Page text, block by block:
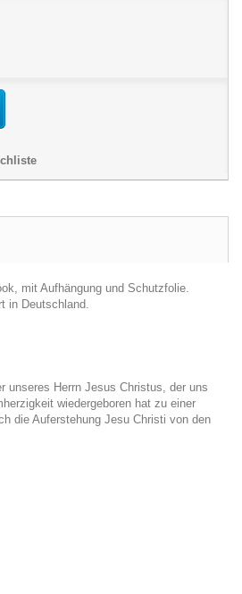
mit Aufhängung und Schutzfolie.
in Deutschland.
unseres Herrn Jesus Christus, der uns
wiedergeboren hat zu einer
die Auferstehung Jesu Christi von den